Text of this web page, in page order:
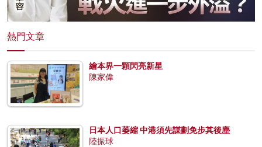
熱門文章
繪本界一顆閃亮新星
陳家偉
日本人口萎縮 中港須先謀劃免步其後塵
陸振球